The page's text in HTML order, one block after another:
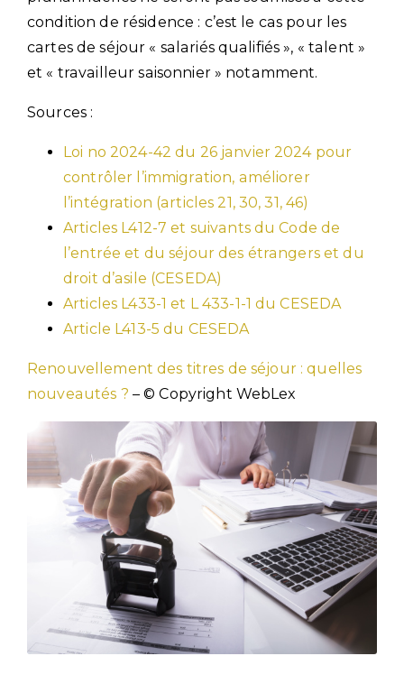
condition de résidence : c’est le cas pour les
cartes de séjour « salariés qualifiés », « talent »
et « travailleur saisonnier » notamment.
Sources :
Loi no 2024-42 du 26 janvier 2024 pour
contrôler l’immigration, améliorer
l’intégration (articles 21, 30, 31, 46)
Articles L412-7 et suivants du Code de
l’entrée et du séjour des étrangers et du
droit d’asile (CESEDA)
Articles L433-1 et L 433-1-1 du CESEDA
Article L413-5 du CESEDA
Renouvellement des titres de séjour : quelles
nouveautés ? – © Copyright WebLex